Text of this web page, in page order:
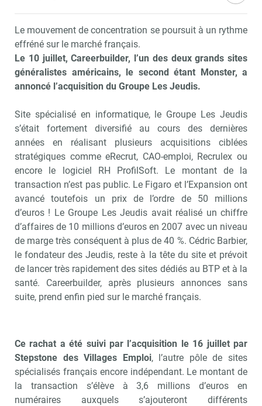
Le mouvement de concentration se poursuit à un rythme
effréné sur le marché français.
Le 10 juillet, Careerbuilder, l’un des deux grands sites
généralistes américains, le second étant Monster, a
annoncé l’acquisition du Groupe Les Jeudis.
Site spécialisé en informatique, le Groupe Les Jeudis
s’était fortement diversifié au cours des dernières
années en réalisant plusieurs acquisitions ciblées
stratégiques comme eRecrut, CAO-emploi, Recrulex ou
encore le logiciel RH ProfilSoft. Le montant de la
transaction n’est pas public. Le Figaro et l’Expansion ont
avancé toutefois un prix de l’ordre de 50 millions
d’euros ! Le Groupe Les Jeudis avait réalisé un chiffre
d’affaires de 10 millions d’euros en 2007 avec un niveau
de marge très conséquent à plus de 40 %. Cédric Barbier,
le fondateur des Jeudis, reste à la tête du site et prévoit
de lancer très rapidement des sites dédiés au BTP et à la
santé. Careerbuilder, après plusieurs annonces sans
suite, prend enfin pied sur le marché français.
Ce rachat a été suivi par l’acquisition le 16 juillet par
Stepstone des Villages Emploi, l’autre pôle de sites
spécialisés français encore indépendant. Le montant de
la transaction s’élève à 3,6 millions d’euros en
numéraires auxquels s’ajouteront différents